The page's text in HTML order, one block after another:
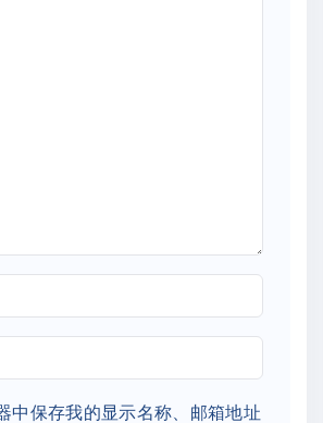
中保存我的显示名称、邮箱地址